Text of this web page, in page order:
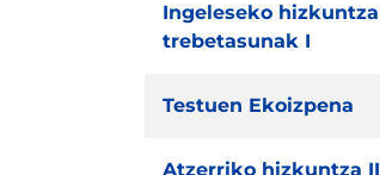
Ingeleseko hizkuntza
trebetasunak I
Testuen Ekoizpena
Atzerriko hizkuntza II